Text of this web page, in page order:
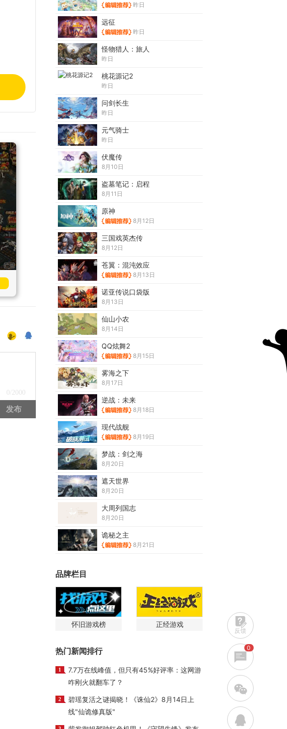
0 /2000
发布
昨日
远征
昨日
怪物猎人：旅人
昨日
桃花源记2
昨日
问剑长生
昨日
元气骑士
昨日
伏魔传
8月10日
盗墓笔记：启程
8月11日
原神
8月12日
三国戏英杰传
8月12日
苍翼：混沌效应
8月13日
诺亚传说口袋版
8月13日
仙山小农
8月14日
QQ炫舞2
8月15日
雾海之下
8月17日
逆战：未来
8月18日
现代战舰
8月19日
梦战：剑之海
8月20日
遮天世界
8月20日
大周列国志
8月20日
诡秘之主
8月21日
品牌栏目
怀旧游戏榜 正经游戏
热门新闻排行
1
7.7万在线峰值，但只有45%好评率：这网游
咋刚火就翻车了？
2
碧瑶复活之谜揭晓！《诛仙2》8月14日上
线"仙诡修真版"
反馈
0
w
q